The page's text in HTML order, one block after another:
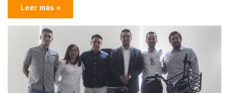
Leer más »